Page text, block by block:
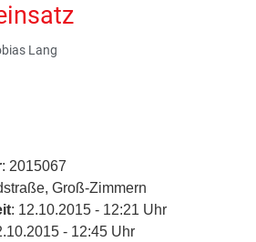
Lang
: 2015067
Groß-Zimmern
: 12.10.2015 - 12:21 Uhr
- 12:45 Uhr